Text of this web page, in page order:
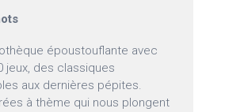
époustouflante avec
jeux, des classiques
aux dernières pépites.
à thème qui nous plongent